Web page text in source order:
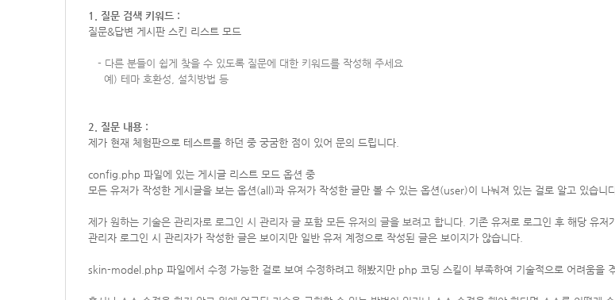
1. 질문 검색 키워드 :
질문&답변 게시판 스킨 리스트 모드
- 다른 분들이 쉽게 찾을 수 있도록 질문에 대한 키워드를 작성해 주세요
예) 테마 호환성, 설치방법 등
2. 질문 내용 :
제가 현재 체험판으로 테스트를 하던 중 궁굼한 점이 있어 문의 드립니다.
config.php 파일에 있는 게시글 리스트 모드 옵션 중
모든 유저가 작성한 게시글을 보는 옵션(all)과 유저가 작성한 글만 볼 수 있는 옵션(user)이 나눠져 있는 걸로 알고 있습니
제가 원하는 기술은 관리자로 로그인 시 관리자 글 포함 모든 유저의 글을 보려고 합니다. 기존 유저로 로그인 후 해당 유저
관리자 로그인 시 관리자가 작성한 글은 보이지만 일반 유저 계정으로 작성된 글은 보이지가 않습니다.
skin-model.php 파일에서 수정 가능한 걸로 보여 수정하려고 해봤지만 php 코딩 스킬이 부족하여 기술적으로 어려움을